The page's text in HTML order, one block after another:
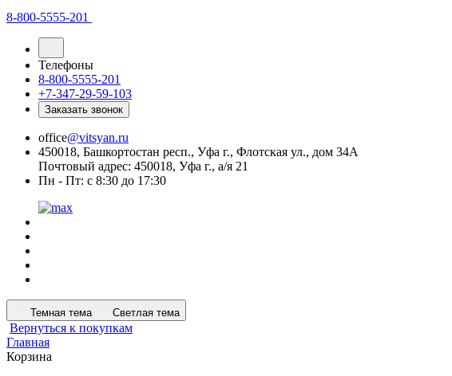
8-800-5555-201
Телефоны
8-800-5555-201
+7-347-29-59-103
Заказать звонок
office@vitsyan.ru
450018, Башкортостан респ., Уфа г., Флотская ул., дом 34А
Почтовый адрес: 450018, Уфа г., а/я 21
Пн - Пт: с 8:30 до 17:30
Темная тема Светлая тема
Вернуться к покупкам
Главная
Корзина